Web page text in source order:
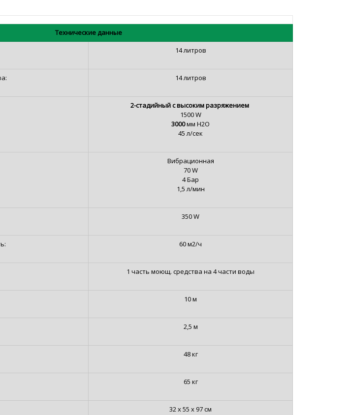
Технические данные
14 литров
14 литров
2-стадийныйс высоким разряжением
1500 W
3000мм H2O
45 л/сек
Вибрационная
70 W
4 Бар
1,5 л/мин
350 W
60 м2/ч
1 часть моющ. средства на 4 части воды
10 м
2,5 м
48 кг
65 кг
32 x 55 x 97 см